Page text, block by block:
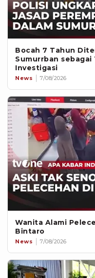
Bocah 7 Tahun
Sumurrban sebagai
Investigasi
News 7/08/2026
Wanita Alami
Bintaro
News 7/08/2026